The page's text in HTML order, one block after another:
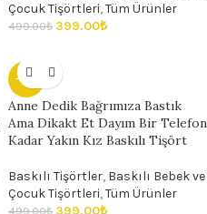
Çocuk Tişörtleri,Tüm Ürünler
499.00₺ 399.00₺
- 20%
Anne Dedik Bağrımıza Bastık
Ama Dikakt Et Dayım Bir Telefon
Kadar Yakın Kız Baskılı Tişört
Baskılı Tişörtler, Baskılı Bebek ve
Çocuk Tişörtleri,Tüm Ürünler
499.00₺ 399.00₺